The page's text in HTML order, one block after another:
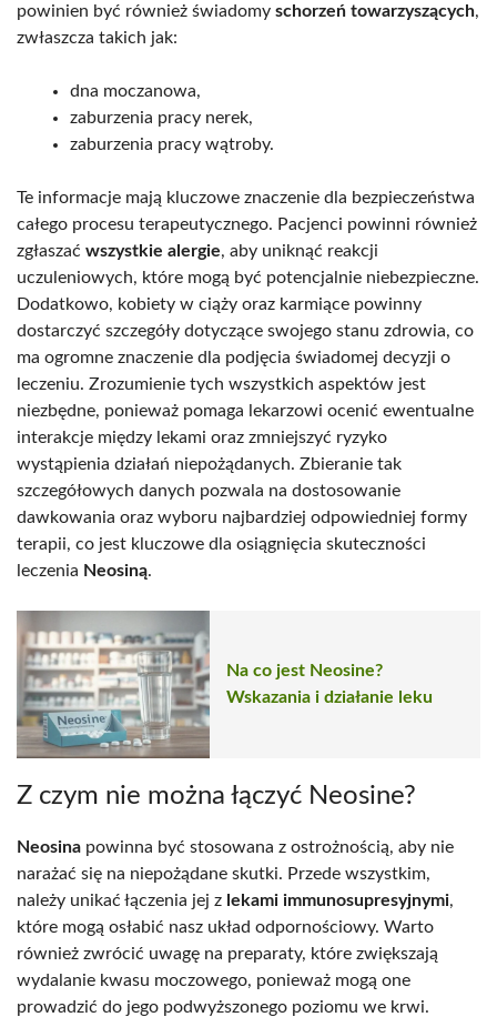
powinien być również świadomy schorzeń towarzyszących,
zwłaszcza takich jak:
dna moczanowa,
zaburzenia pracy nerek,
zaburzenia pracy wątroby.
Te informacje mają kluczowe znaczenie dla bezpieczeństwa
całego procesu terapeutycznego. Pacjenci powinni również
zgłaszać wszystkie alergie, aby uniknąć reakcji
uczuleniowych, które mogą być potencjalnie niebezpieczne.
Dodatkowo, kobiety w ciąży oraz karmiące powinny
dostarczyć szczegóły dotyczące swojego stanu zdrowia, co
ma ogromne znaczenie dla podjęcia świadomej decyzji o
leczeniu. Zrozumienie tych wszystkich aspektów jest
niezbędne, ponieważ pomaga lekarzowi ocenić ewentualne
interakcje między lekami oraz zmniejszyć ryzyko
wystąpienia działań niepożądanych. Zbieranie tak
szczegółowych danych pozwala na dostosowanie
dawkowania oraz wyboru najbardziej odpowiedniej formy
terapii, co jest kluczowe dla osiągnięcia skuteczności
leczenia Neosiną.
Na co jest Neosine?
Wskazania i działanie leku
Z czym nie można łączyć Neosine?
Neosina powinna być stosowana z ostrożnością, aby nie
narażać się na niepożądane skutki. Przede wszystkim,
należy unikać łączenia jej z lekami immunosupresyjnymi,
które mogą osłabić nasz układ odpornościowy. Warto
również zwrócić uwagę na preparaty, które zwiększają
wydalanie kwasu moczowego, ponieważ mogą one
prowadzić do jego podwyższonego poziomu we krwi.